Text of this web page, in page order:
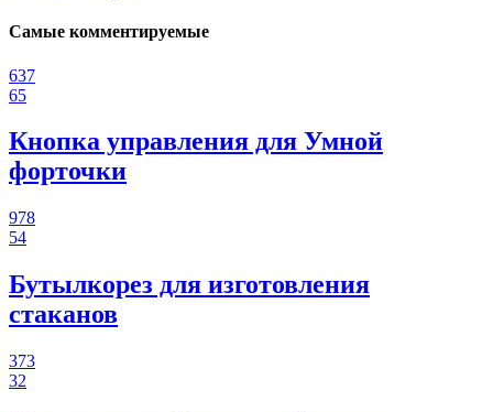
Самые комментируемые
637
65
Кнопка управления для Умной
форточки
978
54
Бутылкорез для изготовления
стаканов
373
32